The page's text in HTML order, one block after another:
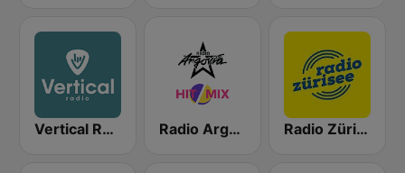
Vertical Radio Radio Argovia - Hit Mix Radio Zürisee